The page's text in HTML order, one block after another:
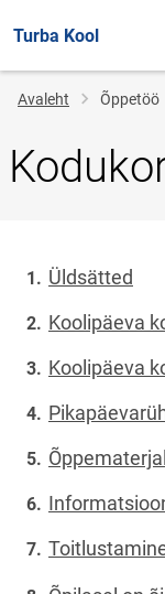
Turba Kool
Jälglink
Avaleht Õppetöö
Üldsätted
Koolipäeva
Koolipäeva